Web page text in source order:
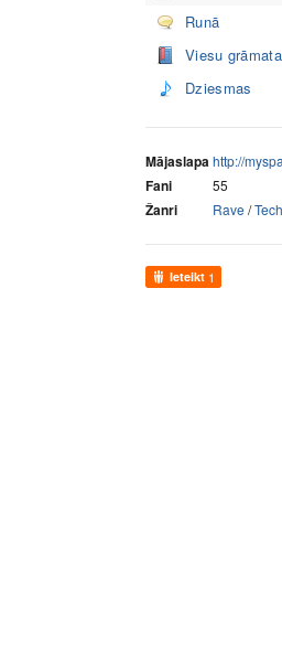
Runā
Viesu grāmata
Dziesmas
Mājaslapahttp://
Fani 55
Žanri Rave /
Ieteikt 1